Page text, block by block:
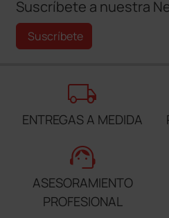
Suscríbete a nuestra
Suscríbete
local_shipping
ENTREGAS A MEDIDA
support_agent
ASESORAMIENTO
PROFESIONAL